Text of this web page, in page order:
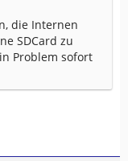
die Internen
SDCard zu
Problem sofort